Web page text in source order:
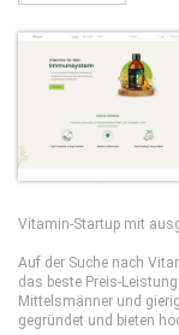
Vitamin-Startup mit
Auf der Suche nach
das beste Preis-
Mittelsmänner und
gegründet und bieten